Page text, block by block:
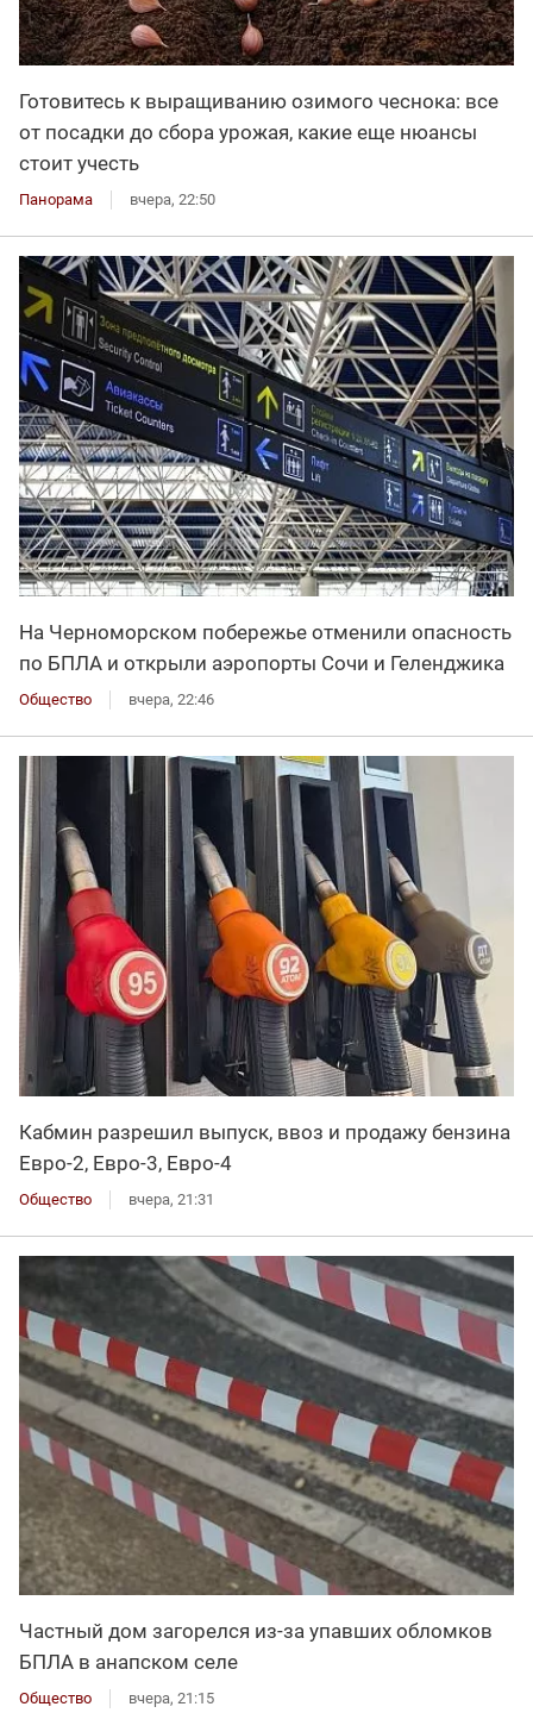
Готовитесь к выращиванию озимого чеснока: все
от посадки до сбора урожая, какие еще нюансы
стоит учесть
Панорама вчера, 22:50
На Черноморском побережье отменили опасность
по БПЛА и открыли аэропорты Сочи и Геленджика
Общество вчера, 22:46
Кабмин разрешил выпуск, ввоз и продажу бензина
Евро-2, Евро-3, Евро-4
Общество вчера, 21:31
Частный дом загорелся из-за упавших обломков
БПЛА в анапском селе
Общество вчера, 21:15